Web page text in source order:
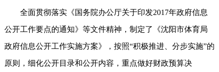
全面贯彻落实《国务院办公厅关于印发2017年政府信息
公开工作要点的通知》等文件精神，制定了《沈阳市体育局
政府信息公开工作实施方案》，按照“积极推进、分步实施”的
原则，细化公开目录和公开内容，重点做好财政预算决